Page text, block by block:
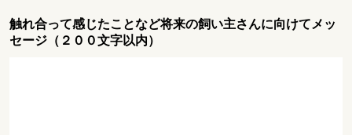
触れ合って感じたことなど将来の飼い主さんに向けてメッ
セージ（２００文字以内）